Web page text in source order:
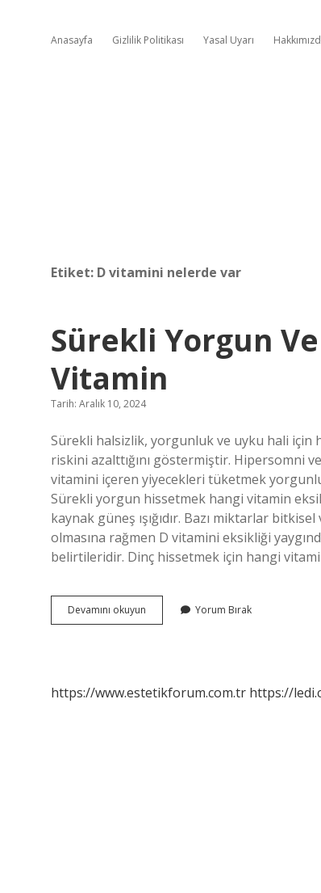
Anasayfa Gizlilik Politikası Yasal Uyarı
Etiket: D vitamini nelerde var
Sürekli Yorgun
Vitamin
Tarih: Aralık 10, 2024
Sürekli halsizlik, yorgunluk ve uyku hali için
riskini azalttığını göstermiştir. Hipersomni
vitamini içeren yiyecekleri tüketmek
Sürekli yorgun hissetmek hangi vitamin
kaynak güneş ışığıdır. Bazı miktarlar
olmasına rağmen D vitamini eksikliği
belirtileridir. Dinç hissetmek için hangi
Devamını okuyun
Yorgun
Vitamin
Yorum Bırak
https://www.estetikforum.com.tr https://